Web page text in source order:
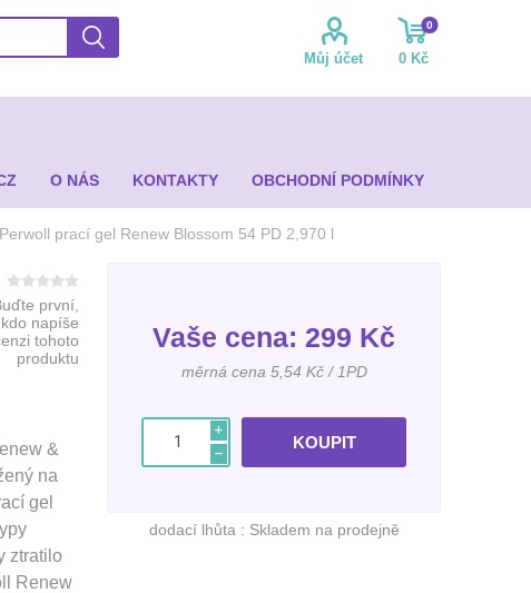
Můj účet
0
0 Kč
O NÁS KONTAKTY OBCHODNÍ PODMÍNKY
Perwoll prací gel Renew Blossom 54 PD 2,970 l
první,
kdo napíše
tohoto
produktu
&
na
gel
ztratilo
Renew
Vaše cena: 299 Kč
měrná cena 5,54 Kč / 1PD
i
h
dodací lhůta : Skladem na prodejně